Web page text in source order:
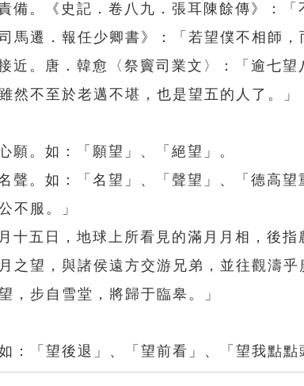
備。《史記．卷八九．張耳陳餘傳》：
司馬遷．報任少卿書》：「若望僕不相師
近。唐．韓愈〈祭竇司業文〉：「逾七
然不至於老邁不堪，也是望五的人了。」
願。如：「願望」、「絕望」。
聲。如：「名望」、「聲望」、「德高
不服。」
十五日，地球上所看見的滿月月相，後
月之望，與諸侯遠方交游兄弟，並往觀濤
，步自雪堂，將歸于臨皋。」
：「望後退」、「望前看」、「望我點點